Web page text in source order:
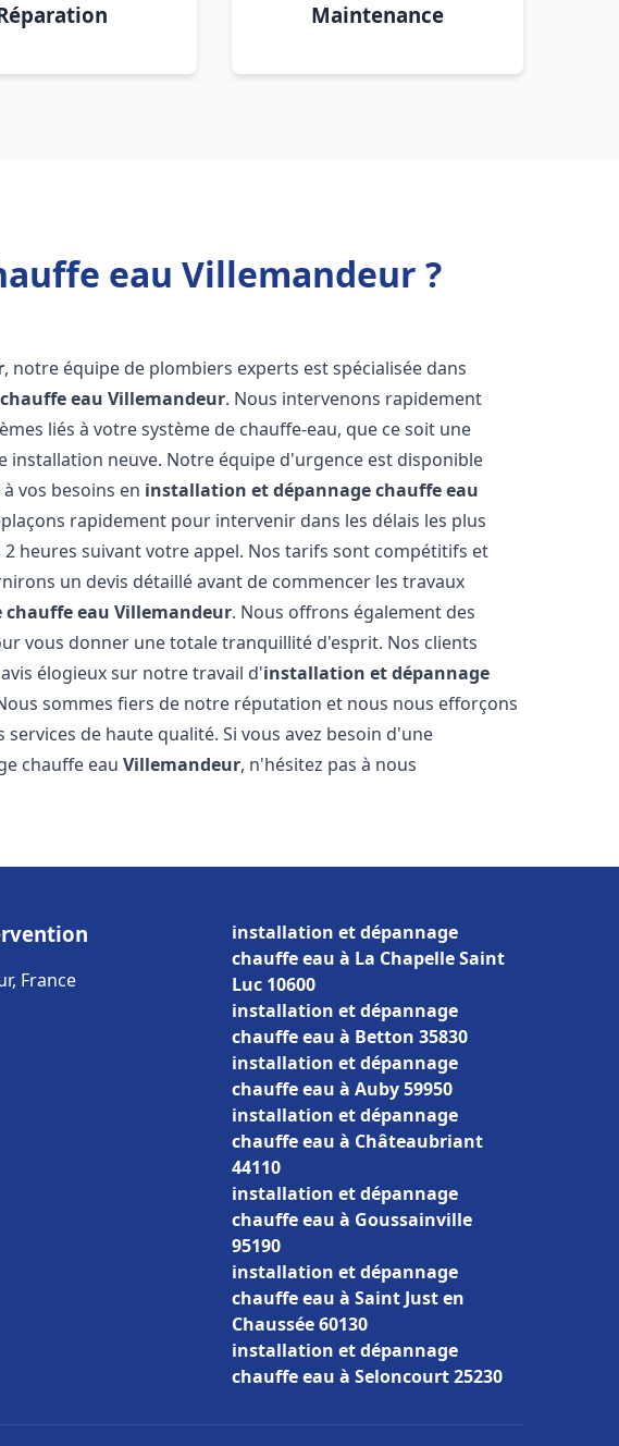
Maintenance
eau Villemandeur ?
, notre équipe de plombiers experts est spécialisée dans
eau Villemandeur. Nous intervenons rapidement
liés à votre système de chauffe-eau, que ce soit une
installation neuve. Notre équipe d'urgence est disponible
vos besoins en installation et dépannage chauffe eau
rapidement pour intervenir dans les délais les plus
heures suivant votre appel. Nos tarifs sont compétitifs et
un devis détaillé avant de commencer les travaux
eau Villemandeur. Nous offrons également des
vous donner une totale tranquillité d'esprit. Nos clients
élogieux sur notre travail d'installation et dépannage
sommes fiers de notre réputation et nous nous efforçons
de haute qualité. Si vous avez besoin d'une
chauffe eauVillemandeur, n'hésitez pas à nous
France
installation et dépannage
chauffe eau à La Chapelle Saint
Luc 10600
installation et dépannage
chauffe eau à Betton 35830
installation et dépannage
chauffe eau à Auby 59950
installation et dépannage
chauffe eau à Châteaubriant
44110
installation et dépannage
chauffe eau à Goussainville
95190
installation et dépannage
chauffe eau à Saint Just en
Chaussée 60130
installation et dépannage
chauffe eau à Seloncourt 25230